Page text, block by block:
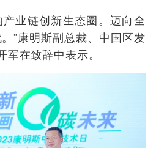
业链创新生态圈。迈向全
”康明斯副总裁、中国区发
在致辞中表示。